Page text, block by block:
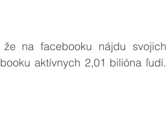
na facebooku nájdu svojich
aktívnych 2,01 bilióna ľudí.